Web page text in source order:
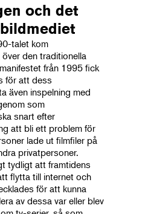
och det
talet kom
den traditionella
från 1995 fick
för att dess
även inspelning med
som
snart efter
att bli ett problem för
lade ut filmfiler på
privatpersoner.
tydligt att framtidens
flytta till internet och
för att kunna
av dessa var eller blev